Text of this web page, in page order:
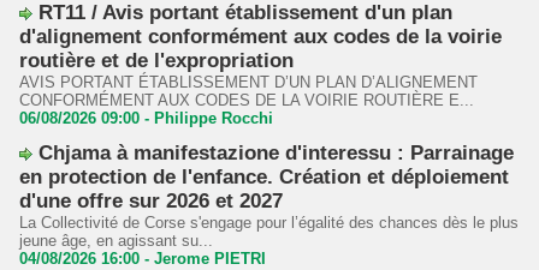
RT11 / Avis portant établissement d'un plan
d'alignement conformément aux codes de la voirie
routière et de l'expropriation
AVIS PORTANT ÉTABLISSEMENT D’UN PLAN D’ALIGNEMENT
CONFORMÉMENT AUX CODES DE LA VOIRIE ROUTIÈRE E...
06/08/2026 09:00 - Philippe Rocchi
Chjama à manifestazione d'interessu : Parrainage
en protection de l'enfance. Création et déploiement
d'une offre sur 2026 et 2027
La Collectivité de Corse s'engage pour l’égalité des chances dès le plus
jeune âge, en agissant su...
04/08/2026 16:00 - Jerome PIETRI